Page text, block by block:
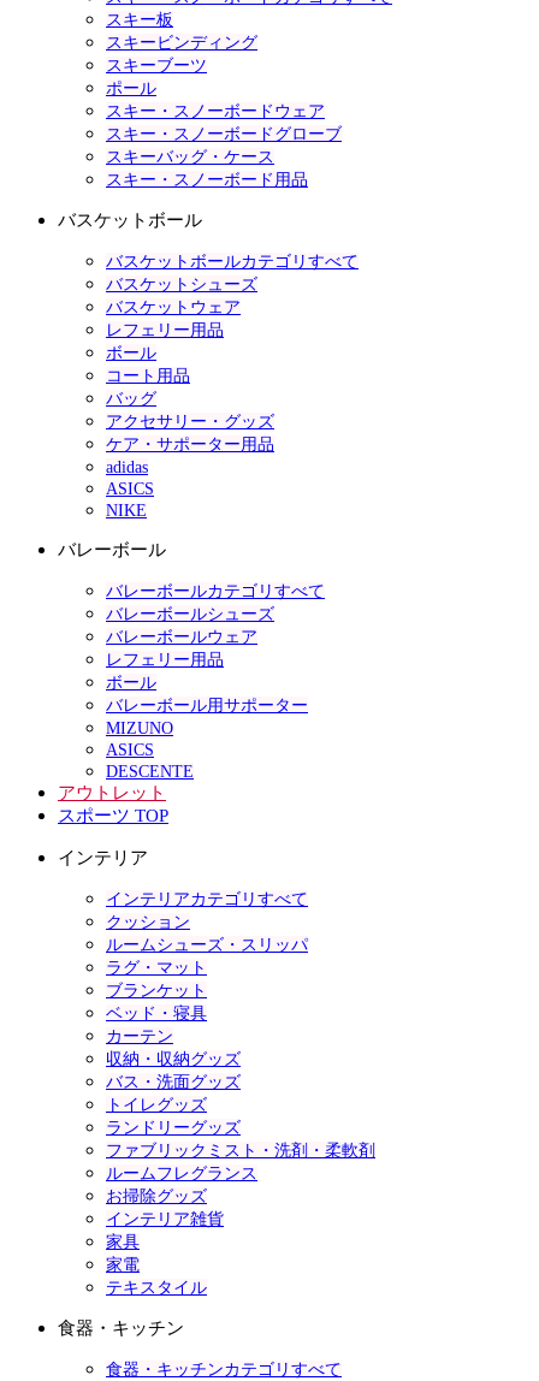
スキー板
スキービンディング
スキーブーツ
ポール
スキー・スノーボードウェア
スキー・スノーボードグローブ
スキーバッグ・ケース
スキー・スノーボード用品
バスケットボール
バスケットボールカテゴリすべて
バスケットシューズ
バスケットウェア
レフェリー用品
ボール
コート用品
バッグ
アクセサリー・グッズ
ケア・サポーター用品
adidas
ASICS
NIKE
バレーボール
バレーボールカテゴリすべて
バレーボールシューズ
バレーボールウェア
レフェリー用品
ボール
バレーボール用サポーター
MIZUNO
ASICS
DESCENTE
アウトレット
スポーツ TOP
インテリア
インテリアカテゴリすべて
クッション
ルームシューズ・スリッパ
ラグ・マット
ブランケット
ベッド・寝具
カーテン
収納・収納グッズ
バス・洗面グッズ
トイレグッズ
ランドリーグッズ
ファブリックミスト・洗剤・柔軟剤
ルームフレグランス
お掃除グッズ
インテリア雑貨
家具
家電
テキスタイル
食器・キッチン
食器・キッチンカテゴリすべて